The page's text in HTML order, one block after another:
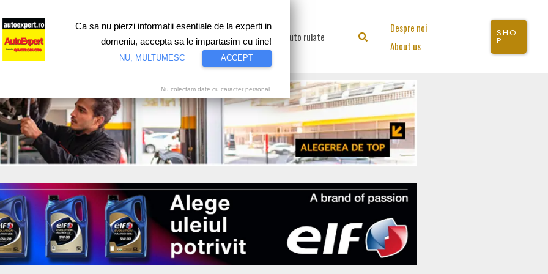
Test drive Motorsport Proiecte speciale Video Auto rulate Search
Despre noi
About us
SHO
P
Ca sa nu pierzi informatii esentiale de la experti in
domeniu, accepta sa le impartasim cu tine!
NU, MULTUMESC ACCEPT
Nu colectam date cu caracter personal.